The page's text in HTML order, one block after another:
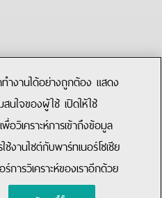
ทำงานได้อย่างถูกต้อง แสดง
นใจของผู้ใช้ เปิดให้ใช้
อวิเคราะห์การเข้าถึงข้อมูล
งานไซต์กับพาร์ทเนอร์โซเชีย
การวิเคราะห์ของเราอีกด้วย